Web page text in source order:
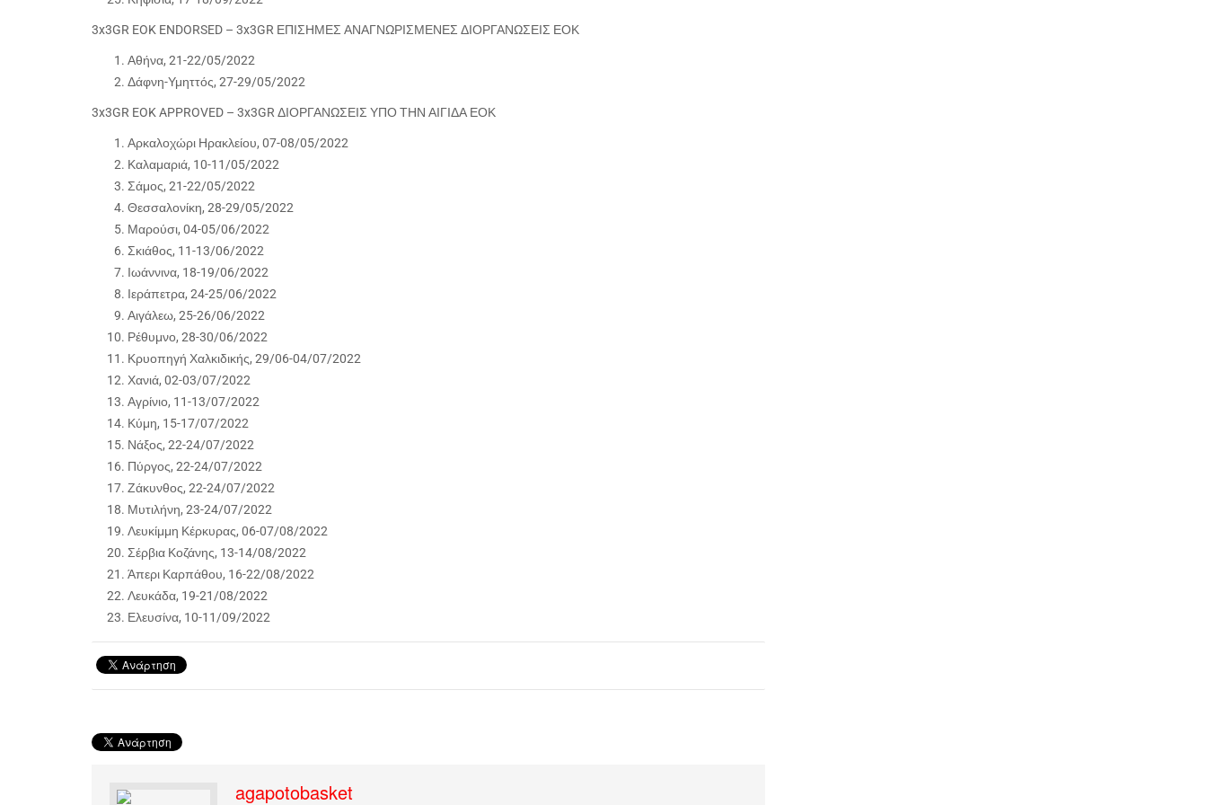
3x3GR EOK ENDORSED – 3x3GR ΕΠΙΣΗΜΕΣ ΑΝΑΓΝΩΡΙΣΜΕΝΕΣ ΔΙΟΡΓΑΝΩΣΕΙΣ ΕΟΚ
Αθήνα, 21-22/05/2022
Δάφνη-Υμηττός, 27-29/05/2022
3x3GR EOK APPROVED – 3x3GR ΔΙΟΡΓΑΝΩΣΕΙΣ ΥΠΟ ΤΗΝ ΑΙΓΙΔΑ ΕΟΚ
Αρκαλοχώρι Ηρακλείου, 07-08/05/2022
Καλαμαριά, 10-11/05/2022
Σάμος, 21-22/05/2022
Θεσσαλονίκη, 28-29/05/2022
Μαρούσι, 04-05/06/2022
Σκιάθος, 11-13/06/2022
Ιωάννινα, 18-19/06/2022
Ιεράπετρα, 24-25/06/2022
Αιγάλεω, 25-26/06/2022
Ρέθυμνο, 28-30/06/2022
Κρυοπηγή Χαλκιδικής, 29/06-04/07/2022
Χανιά, 02-03/07/2022
Αγρίνιο, 11-13/07/2022
Κύμη, 15-17/07/2022
Νάξος, 22-24/07/2022
Πύργος, 22-24/07/2022
Ζάκυνθος, 22-24/07/2022
Μυτιλήνη, 23-24/07/2022
Λευκίμμη Κέρκυρας, 06-07/08/2022
Σέρβια Κοζάνης, 13-14/08/2022
Άπερι Καρπάθου, 16-22/08/2022
Λευκάδα, 19-21/08/2022
Ελευσίνα, 10-11/09/2022
agapotobasket